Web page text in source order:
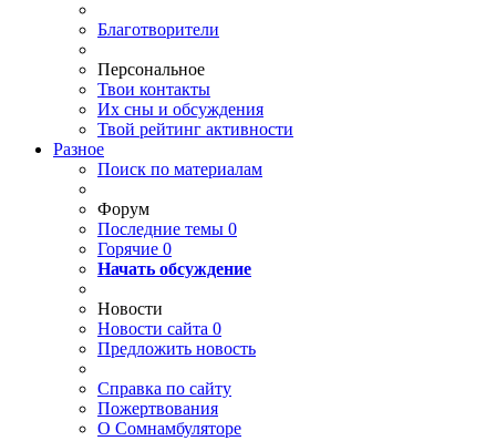
Благотворители
Персональное
Твои контакты
Их сны и обсуждения
Твой рейтинг активности
Разное
Поиск по материалам
Форум
Последние темы 0
Горячие 0
Начать обсуждение
Новости
Новости сайта 0
Предложить новость
Справка по сайту
Пожертвования
О Сомнамбуляторе